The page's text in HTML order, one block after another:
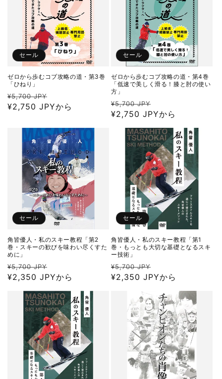
セール
ゼロから歩むコブ攻略の道・第3巻
「ひねり」
通
常
¥5,700 JPY
ー
価
格
¥2,750 JPYから
セール
ゼロから歩むコブ攻略の道・第4巻
「低速で美しく滑る！膝と肘の使い
方」
通
常
¥5,700 JPY
ー
価
格
¥2,750 JPYから
セール
角皆優人・私のスキー教程「第2
巻・スキーの歓びを味わい尽くすた
めに」
通
常
¥5,700 JPY
ー
価
格
¥2,350 JPYから
セール
角皆優人・私のスキー教程「第1
巻・もっとも大切な基礎となるスキ
ー技術」
通
常
¥5,700 JPY
ー
価
格
¥2,350 JPYから